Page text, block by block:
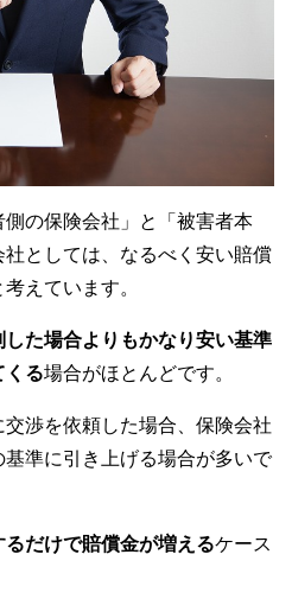
の保険会社」と「被害者本
としては、なるべく安い賠償
えています。
た場合よりもかなり安い基準
くる場合がほとんどです。
渉を依頼した場合、保険会社
準に引き上げる場合が多いで
だけで賠償金が増えるケース